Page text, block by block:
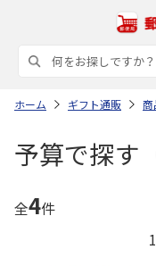
ホーム ギフト通販 商
予算で探す
全4件